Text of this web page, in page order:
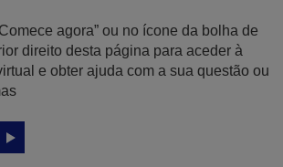
agora” ou no ícone da bolha de
direito desta página para aceder à
e obter ajuda com a sua questão ou